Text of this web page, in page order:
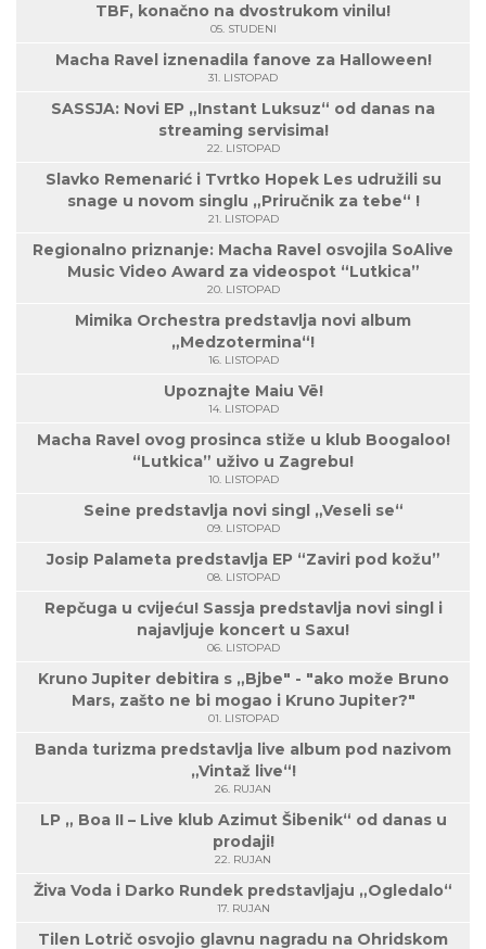
TBF, konačno na dvostrukom vinilu!
05. STUDENI
Macha Ravel iznenadila fanove za Halloween!
31. LISTOPAD
SASSJA: Novi EP „Instant Luksuz“ od danas na
streaming servisima!
22. LISTOPAD
Slavko Remenarić i Tvrtko Hopek Les udružili su
snage u novom singlu „Priručnik za tebe“ !
21. LISTOPAD
Regionalno priznanje: Macha Ravel osvojila SoAlive
Music Video Award za videospot “Lutkica”
20. LISTOPAD
Mimika Orchestra predstavlja novi album
„Medzotermina“!
16. LISTOPAD
Upoznajte Maiu Vë!
14. LISTOPAD
Macha Ravel ovog prosinca stiže u klub Boogaloo!
“Lutkica” uživo u Zagrebu!
10. LISTOPAD
Seine predstavlja novi singl „Veseli se“
09. LISTOPAD
Josip Palameta predstavlja EP “Zaviri pod kožu”
08. LISTOPAD
Repčuga u cvijeću! Sassja predstavlja novi singl i
najavljuje koncert u Saxu!
06. LISTOPAD
Kruno Jupiter debitira s „Bjbe" - "ako može Bruno
Mars, zašto ne bi mogao i Kruno Jupiter?"
01. LISTOPAD
Banda turizma predstavlja live album pod nazivom
„Vintaž live“!
26. RUJAN
LP „ Boa II – Live klub Azimut Šibenik“ od danas u
prodaji!
22. RUJAN
Živa Voda i Darko Rundek predstavljaju „Ogledalo“
17. RUJAN
Tilen Lotrič osvojio glavnu nagradu na Ohridskom